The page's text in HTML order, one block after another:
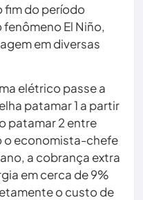
fim do período
El Niño,
em diversas
elétrico passe a
patamar 1 a partir
patamar 2 entre
o economista-chefe
a cobrança extra
em cerca de 9%
o custo de